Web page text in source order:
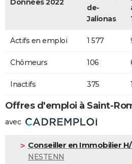
Données 2022
de-
Jalionas
Actifs en emploi 1 577
Chômeurs 106
Inactifs 375
Offres d'emploi à Saint-
avec
Conseiller en Immobilier
NESTENN